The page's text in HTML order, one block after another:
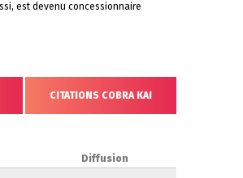
est devenu concessionnaire
CITATIONS COBRA KAI
Diffusion